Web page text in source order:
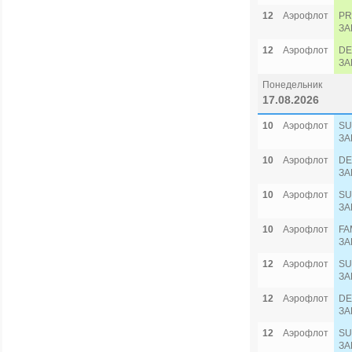
12 Аэрофлот
12
Аэрофлот
Понедельник
17.08.2026
10 Аэрофлот
10
Аэрофлот
10
Аэрофлот
10
Аэрофлот
12
Аэрофлот
12
Аэрофлот
12
Аэрофлот